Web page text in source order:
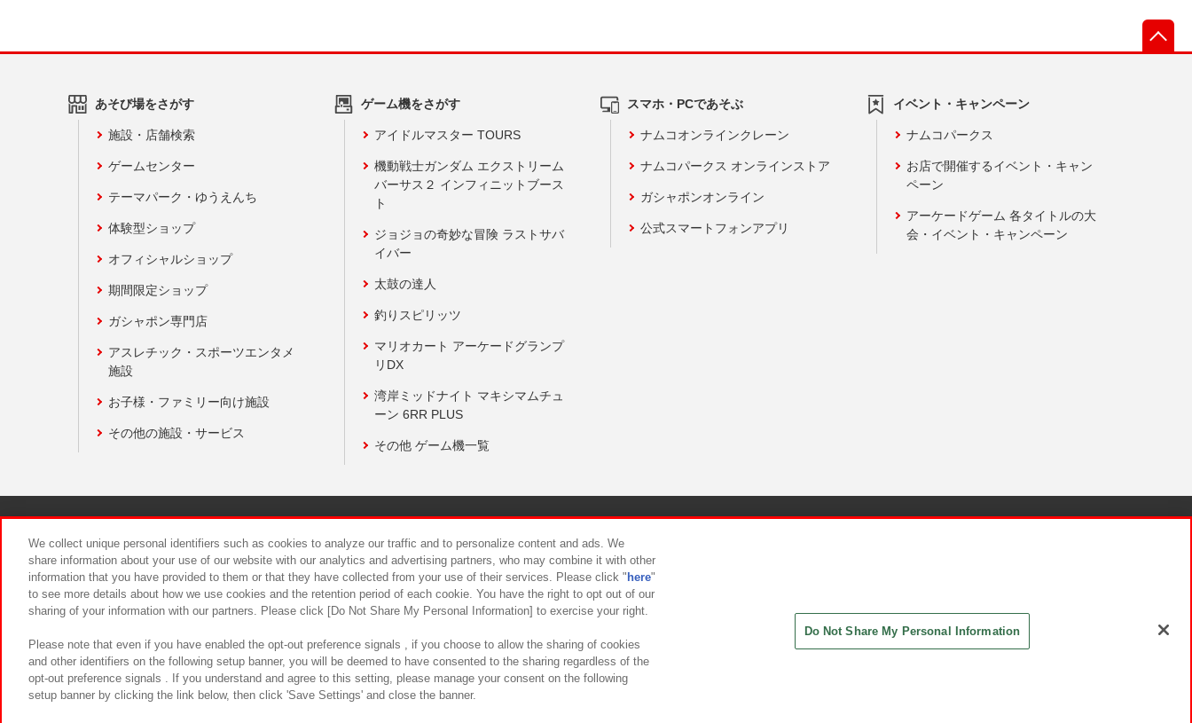
あそび場をさがす
施設・店舗検索
ゲームセンター
テーマパーク・ゆうえんち
体験型ショップ
オフィシャルショップ
期間限定ショップ
ガシャポン専門店
アスレチック・スポーツエンタメ
施設
お子様・ファミリー向け施設
その他の施設・サービス
ゲーム機をさがす
アイドルマスター TOURS
機動戦士ガンダム エクストリーム
バーサス２ インフィニットブース
ト
ジョジョの奇妙な冒険 ラストサバ
イバー
太鼓の達人
釣りスピリッツ
マリオカート アーケードグランプ
リDX
湾岸ミッドナイト マキシマムチュ
ーン 6RR PLUS
その他 ゲーム機一覧
スマホ・PCであそぶ
ナムコオンラインクレーン
ナムコパークス オンラインストア
ガシャポンオンライン
公式スマートフォンアプリ
イベント・キャンペーン
ナムコパークス
お店で開催するイベント・キャン
ペーン
アーケードゲーム 各タイトルの大
会・イベント・キャンペーン
食品のご提供について カスタマーハラスメント対応方針
We collect unique personal identifiers such as cookies to analyze our traffic and to personalize content and ads. We
share information about your use of our website with our analytics and advertising partners, who may combine it with other
information that you have provided to them or that they have collected from your use of their services. Please click " here"
to see more details about how we use cookies and the retention period of each cookie. You have the right to opt out of our
sharing of your information with our partners. Please click [Do Not Share My Personal Information] to exercise your right.
Please note that even if you have enabled the opt-out preference signals , if you choose to allow the sharing of cookies
and other identifiers on the following setup banner, you will be deemed to have consented to the sharing regardless of the
opt-out preference signals . If you understand and agree to this setting, please manage your consent on the following
setup banner by clicking the link below, then click 'Save Settings' and close the banner.
Do Not Share My Personal Information